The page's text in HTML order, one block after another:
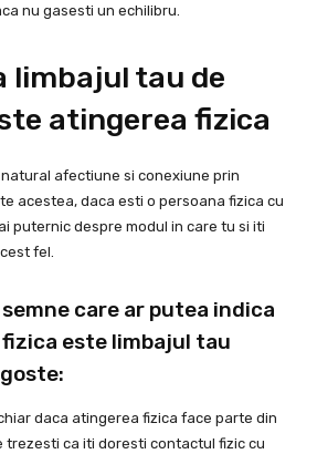
nu gasesti un echilibru.
limbajul tau de
atingerea fizica
afectiune si conexiune prin
acestea, daca esti o persoana fizica cu
puternic despre modul in care tu si iti
fel.
care ar putea indica
este limbajul tau
daca atingerea fizica face parte din
trezesti ca iti doresti contactul fizic cu